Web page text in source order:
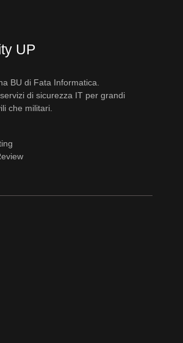
UP
BU di Fata Informatica.
di sicurezza IT per grandi
che militari.